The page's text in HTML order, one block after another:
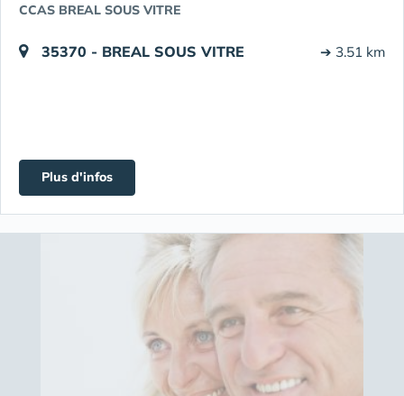
CCAS BREAL SOUS VITRE
35370 - BREAL SOUS VITRE ➔ 3.51 km
Plus d'infos